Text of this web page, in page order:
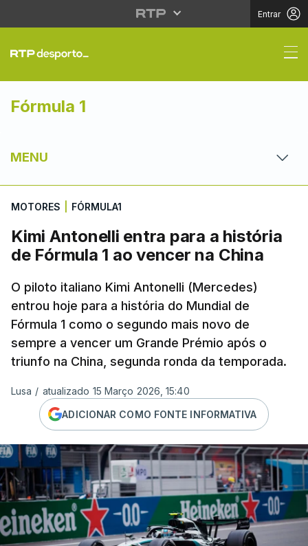
Entrar
Kimi Antonelli entra
Fórmula 1
MENU
MOTORES FÓRMULA1
Kimi Antonelli entra para a história
de Fórmula 1 ao vencer na China
O piloto italiano Kimi Antonelli (Mercedes)
entrou hoje para a história do Mundial de
Fórmula 1 como o segundo mais novo de
sempre a vencer um Grande Prémio após o
triunfo na China, segunda ronda da temporada.
Lusa / atualizado 15 Março 2026, 15:40
ADICIONAR COMO FONTE INFORMATIVA